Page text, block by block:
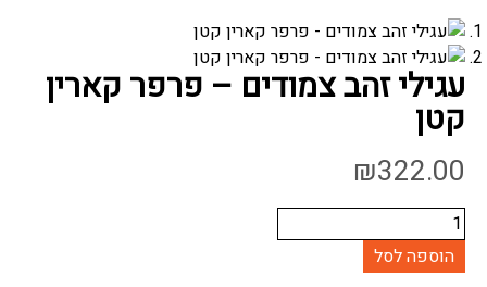
עגילי זהב צמודים – פרפר קארין
קטן
₪322.00
כמות
של
עגילי
הוספה לסל